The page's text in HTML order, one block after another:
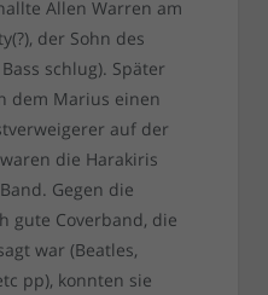
Allen Warren am
der Sohn des
schlug). Später
dem Marius einen
auf der
die Harakiris
Gegen die
gute Coverband, die
war (Beatles,
pp), konnten sie